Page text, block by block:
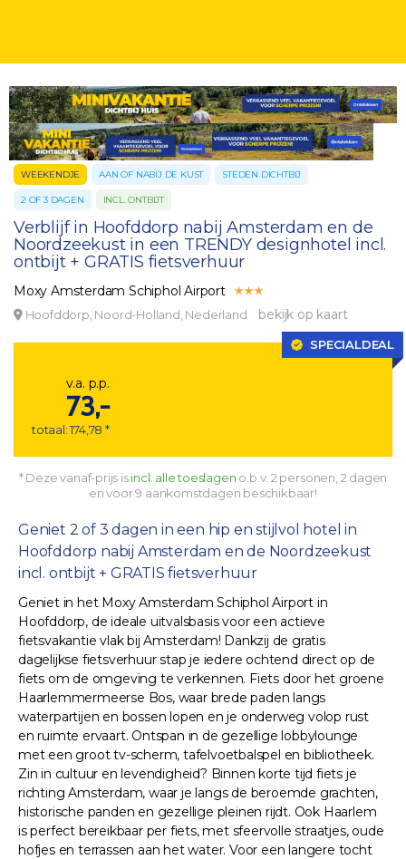
WEEKENDJE AAN OF NABIJ DE KUST STEDEN DICHTBIJ
2 OF 3 DAGEN INCL. ONTBIJT
Verblijf in Hoofddorp nabij Amsterdam en de
Noordzeekust in een TRENDY designhotel incl.
ontbijt + GRATIS fietsverhuur
Moxy Amsterdam Schiphol Airport
Hoofddorp, Noord-Holland, Nederland bekijk op kaart
SPECIALDEAL
v.a. p.p.
73,-
totaal: 174,78 *
* Deze vanaf-prijs isincl. alle toeslagen o.b.v. 2 personen, 2 dagen
en voor 9 aankomstdagen beschikbaar!
Geniet 2 of 3 dagen in een hip en stijlvol hotel in
Hoofddorp nabij Amsterdam en de Noordzeekust
incl. ontbijt + GRATIS fietsverhuur
Geniet in het Moxy Amsterdam Schiphol Airport in
Hoofddorp, de ideale uitvalsbasis voor een actieve
fietsvakantie vlak bij Amsterdam! Dankzij de gratis
dagelijkse fietsverhuur stap je iedere ochtend direct op de
fiets om de omgeving te verkennen. Fiets door het groene
Haarlemmermeerse Bos, waar brede paden langs
waterpartijen en bossen lopen en je onderweg volop rust
en ruimte ervaart. Ontspan in de gezellige lobbylounge
met een groot tv-scherm, tafelvoetbalspel en bibliotheek.
Zin in cultuur en levendigheid? Binnen korte tijd fiets je
richting Amsterdam, waar je langs de beroemde grachten,
historische panden en gezellige pleinen rijdt. Ook Haarlem
is perfect bereikbaar per fiets, met sfeervolle straatjes, oude
hofjes en terrassen aan het water. Voor een langere tocht